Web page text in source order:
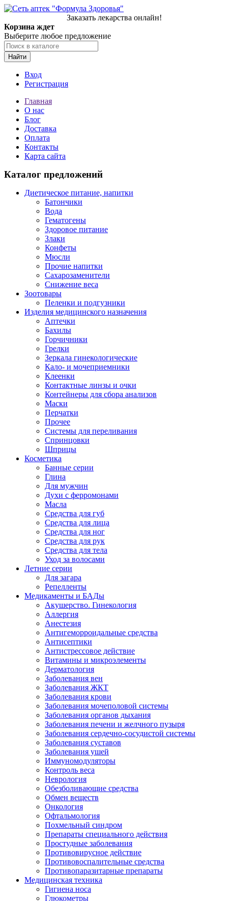
Заказать лекарства онлайн!
Корзина ждет
Выберите любое предложение
Найти
Вход
Регистрация
Главная
О нас
Блог
Доставка
Оплата
Контакты
Карта сайта
Каталог предложений
Диетическое питание, напитки
Батончики
Вода
Гематогены
Здоровое питание
Злаки
Конфеты
Мюсли
Прочие напитки
Сахарозаменители
Снижение веса
Зоотовары
Пеленки и подгузники
Изделия медицинского назначения
Аптечки
Бахилы
Горчичники
Грелки
Зеркала гинекологические
Кало- и мочеприемники
Клеенки
Контактные линзы и очки
Контейнеры для сбора анализов
Маски
Перчатки
Прочее
Системы для переливания
Спринцовки
Шприцы
Косметика
Банные серии
Глина
Для мужчин
Духи с ферромонами
Масла
Средства для губ
Средства для лица
Средства для ног
Средства для рук
Средства для тела
Уход за волосами
Летние серии
Для загара
Репелленты
Медикаменты и БАДы
Акушерство. Гинекология
Аллергия
Анестезия
Антигеморроидальные средства
Антисептики
Антистрессовое действие
Витамины и микроэлементы
Дерматология
Заболевания вен
Заболевания ЖКТ
Заболевания крови
Заболевания мочеполовой системы
Заболевания органов дыхания
Заболевания печени и желчного пузыря
Заболевания сердечно-сосудистой системы
Заболевания суставов
Заболевания ушей
Иммуномодуляторы
Контроль веса
Неврология
Обезболивающие средства
Обмен веществ
Онкология
Офтальмология
Похмельный синдром
Препараты специального действия
Простудные заболевания
Противовирусное действие
Противовоспалительные средства
Противопаразитарные препараты
Медицинская техника
Гигиена носа
Глюкометры